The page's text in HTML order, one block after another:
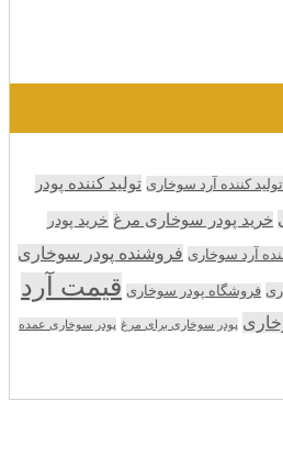
تولید کننده آرد سوخاری تولید کننده پودر
خرید پودر سوخاری مرغ خرید پودر
آرد سوخاری فروشنده پودر سوخاری
فروشگاه پودر سوخاری قیمت آرد
پودر سوخاری برای مرغ پودر سوخاری عمده